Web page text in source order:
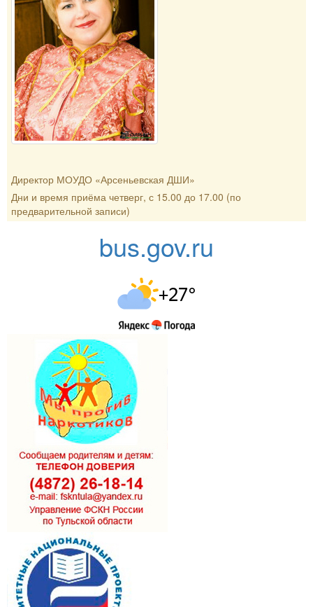
Директор МОУДО «Арсеньевская ДШИ»
Дни и время приёма четверг, с 15.00 до 17.00 (по
предварительной записи)
bus.gov.ru